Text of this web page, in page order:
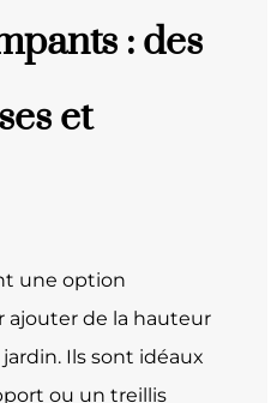
: des
et
une option
ajouter de la hauteur
Ils sont idéaux
ou un treillis